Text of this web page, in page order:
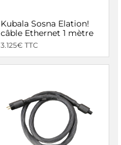
Kubala Sosna Elation!
câble Ethernet 1 mètre
3.125€ TTC